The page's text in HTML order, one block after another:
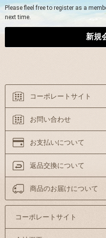
Please fleel free to register as a
next time.
コーポレートサイト
お問い合わせ
お支払いについて
返品交換について
商品のお届けについて
コーポレートサイト